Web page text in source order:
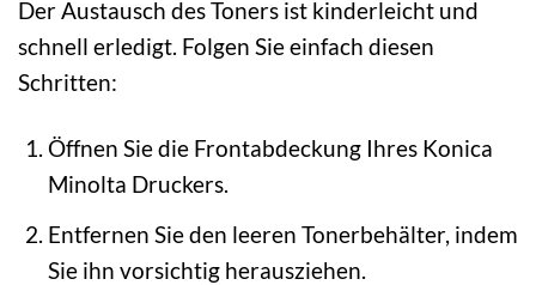
Der Austausch des Toners ist kinderleicht und
schnell erledigt. Folgen Sie einfach diesen
Schritten:
Öffnen Sie die Frontabdeckung Ihres Konica
Minolta Druckers.
Entfernen Sie den leeren Tonerbehälter, indem
Sie ihn vorsichtig herausziehen.